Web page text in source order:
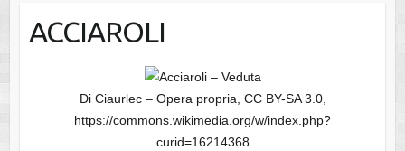
ACCIAROLI
Di Ciaurlec – Opera propria, CC BY-SA 3.0,
https://commons.wikimedia.org/w/index.php?
curid=16214368